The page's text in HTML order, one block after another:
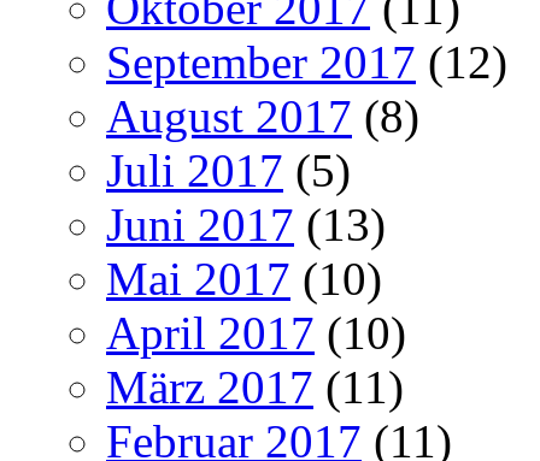
September 2017 (12)
August 2017 (8)
Juli 2017 (5)
Juni 2017 (13)
Mai 2017 (10)
April 2017 (10)
März 2017 (11)
Februar 2017 (11)